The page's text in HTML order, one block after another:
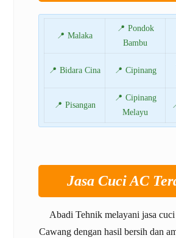
📍 Malaka
📍 Pondok
Bambu
📍 Bidara Cina 📍 Cipinang
📍 Pisangan
📍 Cipinang
Melayu
Jasa Cuci AC
Abadi Tehnik melayani jasa
Cawang dengan hasil bersih dan